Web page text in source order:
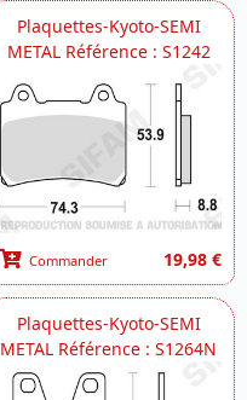
Plaquettes-Kyoto-SEMI
METAL Référence : S1242
Commander 19,98 €
Plaquettes-Kyoto-SEMI
METAL Référence : S1264N